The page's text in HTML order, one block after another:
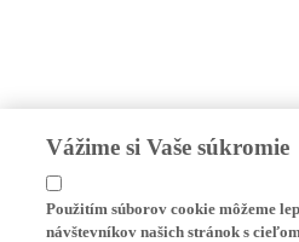
Vážime si Vaše súkromie
Použitím súborov cookie môžeme
návštevníkov našich stránok s